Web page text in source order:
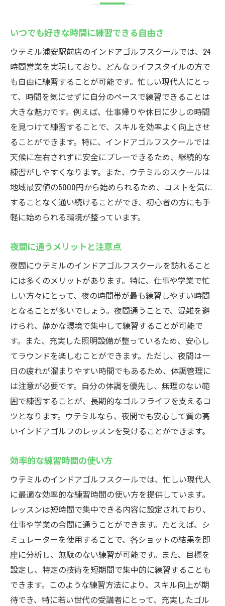
いつでも好きな時間に練習できる自由さ
ウテミル浦安駅前店のインドアゴルフスクールでは、24
時間営業を実現しており、どんなライフスタイルの方で
も自由に練習することが可能です。忙しい現代人にとっ
て、時間を気にせずに自分のペースで練習できることは
大きな魅力です。例えば、仕事帰りや休日に少しの時間
を見つけて練習することで、スキルを効率よく向上させ
ることができます。特に、インドアゴルフスクールでは
天候に左右されずに安全にプレーできるため、継続的な
練習がしやすくなります。また、ウテミルのスクールは
地域最安値の5000円から始められるため、コストを気に
することなく通い続けることができ、初心者の方にも手
軽に始められる環境が整っています。
夜間に通うメリットと注意点
夜間にウテミルのインドアゴルフスクールを訪れること
には多くのメリットがあります。特に、仕事や学業で忙
しい方々にとって、夜の時間帯が最も練習しやすい時間
となることが多いでしょう。夜間通うことで、混雑を避
けられ、静かな環境で集中して練習することが可能で
す。また、充実した照明設備が整っているため、安心し
てラウンドを楽しむことができます。ただし、夜間は一
日の疲れが溜まりやすい時間でもあるため、体調管理に
は注意が必要です。自分の体調を優先し、無理のない範
囲で練習することが、長期的なゴルフライフを支えるコ
ツとなります。ウテミルなら、夜間でも安心して質の高
いインドアゴルフのレッスンを受けることができます。
効率的な練習時間の使い方
ウテミルのインドアゴルフスクールでは、忙しい現代人
に最適な効率的な練習時間の使い方を提供しています。
レッスンは短時間で集中できる内容に設定されており、
仕事や学業の合間に通うことができます。たとえば、シ
ミュレーターを使用することで、各ショットの結果を即
座に分析し、無駄のない練習が可能です。また、目標を
設定し、特定の技術を短期間で集中的に練習することも
できます。このような練習方法により、スキル向上が期
待でき、特に若い世代の受講者にとって、充実したゴル